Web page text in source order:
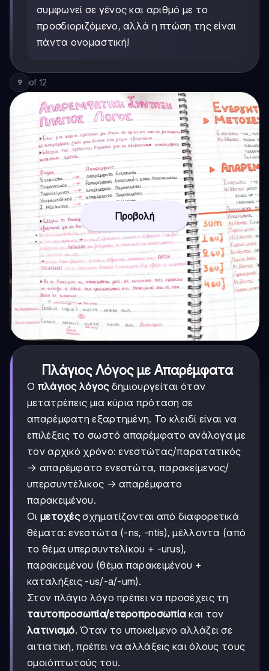
συμφωνεί σε γένος και αριθμό με το
προσδιοριζόμενο, αλλά η πτώση της είναι
πάντα ονομαστική!
9 of 12
Προβολή
Πλάγιος Λόγος με Απαρέμφατα
Ο πλάγιος λόγοςδημιουργείται όταν
μετατρέπεις μια κύρια πρόταση σε
απαρέμφατη εξαρτημένη. Το κλειδί είναι να
επιλέξεις το σωστό απαρέμφατο ανάλογα με
τον αρχικό χρόνο: ενεστώτας/παρατατικός
→ απαρέμφατο ενεστώτα, παρακείμενος/
υπερσυντέλικος → απαρέμφατο
παρακειμένου.
Οι μετοχέςσχηματίζονται από διαφορετικά
θέματα: ενεστώτα (-ns, -ntis), μέλλοντα (από
το θέμα υπερσυντελίκου + -urus),
παρακειμένου (θέμα παρακειμένου +
καταλήξεις -us/-a/-um).
Στον πλάγιο λόγο πρέπει να προσέχεις τη
ταυτοπροσωπία/ετεροπροσωπία και τον
λατινισμό. Όταν το υποκείμενο αλλάζει σε
αιτιατική, πρέπει να αλλάξεις και όλους τους
ομοιόπτωτούς του.